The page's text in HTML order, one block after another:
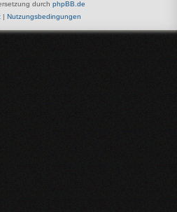
durch phpBB.de
| Nutzungsbedingungen